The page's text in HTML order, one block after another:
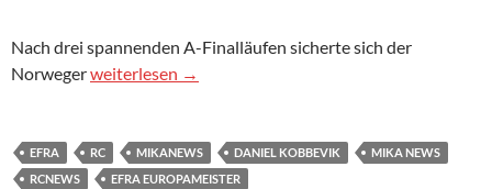
Nach drei spannenden A-Finalläufen sicherte sich der
NorwegerEin Norweger holt den EFRA
weiterlesen →
EFRA RC MIKANEWS DANIEL KOBBEVIK
MIKA NEWS
RCNEWS
EFRA EUROPAMEISTER